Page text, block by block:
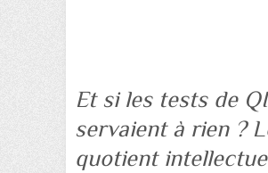
Et si les tests de
servaient à rien ?
quotient